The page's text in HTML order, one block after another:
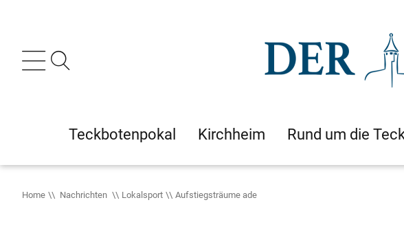
Teckbotenpokal Kirchheim Rund um die
Home Nachrichten Lokalsport Aufstiegsträume ade